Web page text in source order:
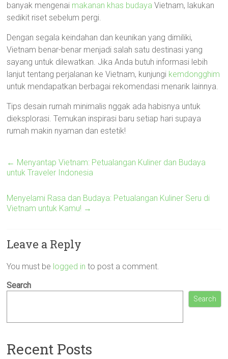
banyak mengenai makanan khas budaya Vietnam, lakukan
sedikit riset sebelum pergi.
Dengan segala keindahan dan keunikan yang dimiliki,
Vietnam benar-benar menjadi salah satu destinasi yang
sayang untuk dilewatkan. Jika Anda butuh informasi lebih
lanjut tentang perjalanan ke Vietnam, kunjungi kemdongghim
untuk mendapatkan berbagai rekomendasi menarik lainnya.
Tips desain rumah minimalis nggak ada habisnya untuk
dieksplorasi. Temukan inspirasi baru setiap hari supaya
rumah makin nyaman dan estetik!
← Menyantap Vietnam: Petualangan Kuliner dan Budaya
untuk Traveler Indonesia
Menyelami Rasa dan Budaya: Petualangan Kuliner Seru di
Vietnam untuk Kamu! →
Leave a Reply
You must be logged in to post a comment.
Search
Search
Recent Posts